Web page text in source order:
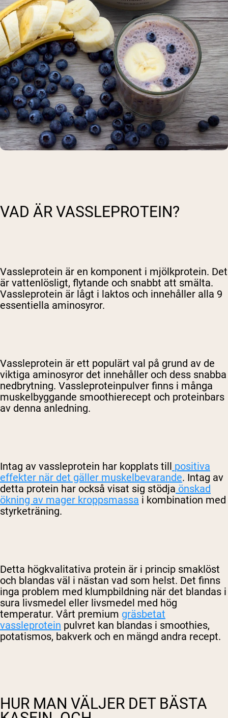
VAD ÄR VASSLEPROTEIN?
Vassleprotein är en komponent i mjölkprotein. Det
är vattenlösligt, flytande och snabbt att smälta.
Vassleprotein är lågt i laktos och innehåller alla 9
essentiella aminosyror.
Vassleprotein är ett populärt val på grund av de
viktiga aminosyror det innehåller och dess snabba
nedbrytning. Vassleproteinpulver finns i många
muskelbyggande smoothierecept och proteinbars
av denna anledning.
Intag av vassleprotein har kopplats till positiva
effekter när det gäller muskelbevarande. Intag av
detta protein har också visat sig stödja önskad
ökning av mager kroppsmassa i kombination med
styrketräning.
Detta högkvalitativa protein är i princip smaklöst
och blandas väl i nästan vad som helst. Det finns
inga problem med klumpbildning när det blandas i
sura livsmedel eller livsmedel med hög
temperatur. Vårt premium gräsbetat
vassleprotein pulvret kan blandas i smoothies,
potatismos, bakverk och en mängd andra recept.
HUR MAN VÄLJER DET BÄSTA